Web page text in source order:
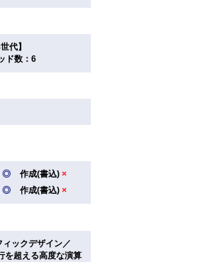
代】
ド数：6
◎ 作成(書込) ×
◎ 作成(書込) ×
ックデザイン／
を超える高度な演算